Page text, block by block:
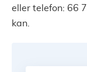
eller telefon: 66
kan.